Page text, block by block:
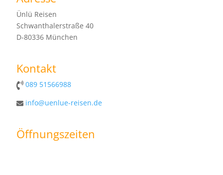
Ünlü Reisen
Schwanthalerstraße 40
D-80336 München
Kontakt
089 51566988
info@uenlue-reisen.de
Öffnungszeiten